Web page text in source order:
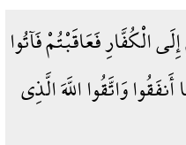
الْكُفَّارِ فَعَاقَبْتُمْ فَآتُوا
وَاتَّقُوا اللَّهَ الَّذِي